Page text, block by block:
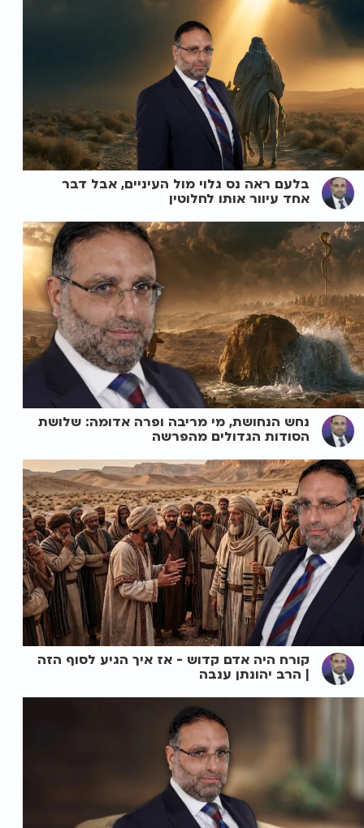
בלעם ראה נס גלוי מול העיניים, אבל דבר
אחד עיוור אותו לחלוטין
נחש הנחושת, מי מריבה ופרה אדומה: שלושת
הסודות הגדולים מהפרשה
קורח היה אדם קדוש - אז איך הגיע לסוף הזה
| הרב יהונתן ענבה